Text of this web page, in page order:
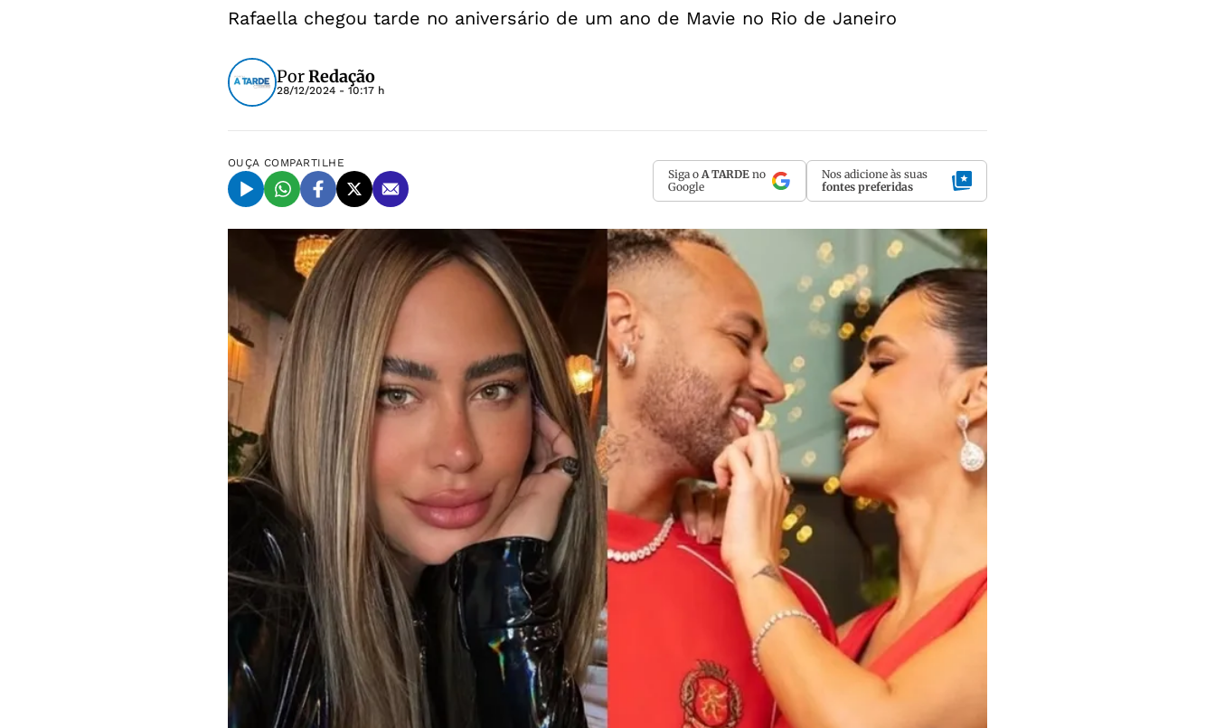
Rafaella chegou tarde no aniversário de um ano de Mavie no Rio de Janeiro
PorRedação
28/12/2024 - 10:17 h
OUÇA COMPARTILHE
Siga o A TARDE no
Google
Nos adicione às suas
fontes preferidas